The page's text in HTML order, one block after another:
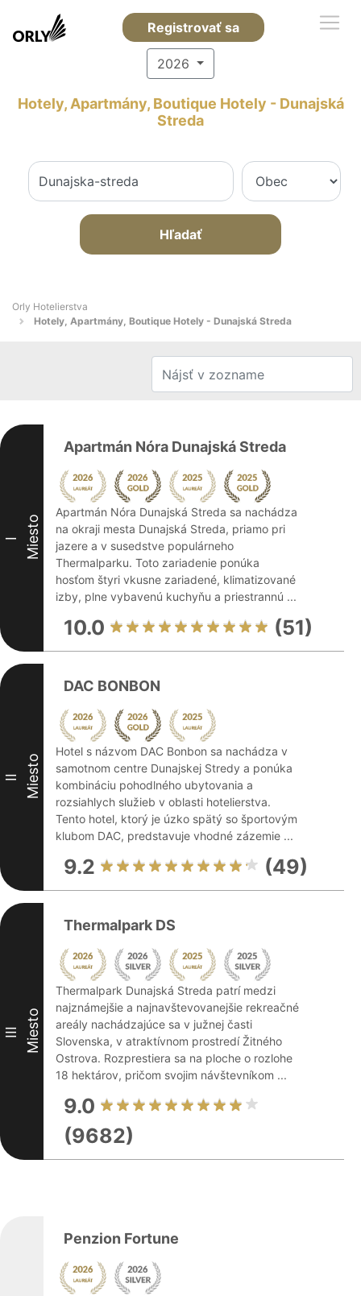
Registrovať sa
2026
Hotely, Apartmány, Boutique Hotely - Dunajská
Streda
Hľadať
Orly Hotelierstva
Hotely, Apartmány, Boutique Hotely - Dunajská Streda
I Miesto
Apartmán Nóra Dunajská Streda
Apartmán Nóra Dunajská Streda sa nachádza
na okraji mesta Dunajská Streda, priamo pri
jazere a v susedstve populárneho
Thermalparku. Toto zariadenie ponúka
hosťom štyri vkusne zariadené, klimatizované
izby, plne vybavenú kuchyňu a priestrannú ...
10.0 (51)
II Miesto
DAC BONBON
Hotel s názvom DAC Bonbon sa nachádza v
samotnom centre Dunajskej Stredy a ponúka
kombináciu pohodlného ubytovania a
rozsiahlych služieb v oblasti hotelierstva.
Tento hotel, ktorý je úzko spätý so športovým
klubom DAC, predstavuje vhodné zázemie ...
9.2 (49)
III Miesto
Thermalpark DS
Thermalpark Dunajská Streda patrí medzi
najznámejšie a najnavštevovanejšie rekreačné
areály nachádzajúce sa v južnej časti
Slovenska, v atraktívnom prostredí Žitného
Ostrova. Rozprestiera sa na ploche o rozlohe
18 hektárov, pričom svojim návštevníkom ...
9.0
(9682)
Penzion Fortune